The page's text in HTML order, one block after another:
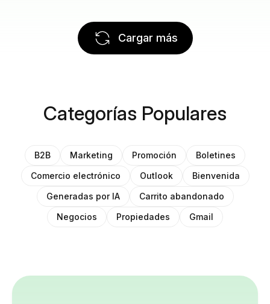
Cargar más
Categorías Populares
B2B Marketing Promoción
Boletines
Comercio electrónico
Outlook
Bienvenida
Generadas por IA
Carrito abandonado
Negocios
Propiedades Gmail